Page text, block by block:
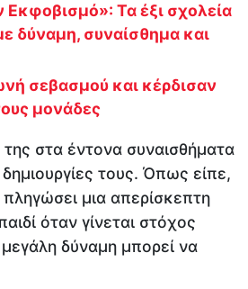
Τα έξι σχολεία
δύναμη, συναίσθημα και
σεβασμού και κέρδισαν
μονάδες
στα έντονα συναισθήματα
τους. Όπως είπε,
μια απερίσκεπτη
όταν γίνεται στόχος
δύναμη μπορεί να